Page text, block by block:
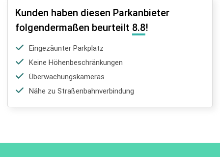
Kunden haben diesen Parkanbieter
folgendermaßen beurteilt 8.8!
Eingezäunter Parkplatz
Keine Höhenbeschränkungen
Überwachungskameras
Nähe zu Straßenbahnverbindung